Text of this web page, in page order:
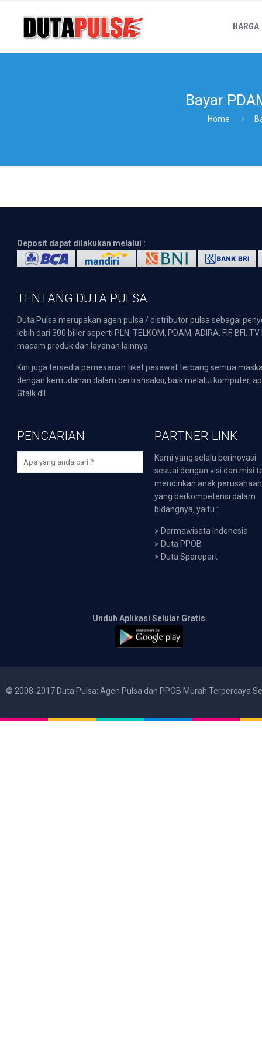
HARGA
Bayar
Home
Deposit dapat dilakukan melalui :
TENTANG DUTA PULSA
Duta Pulsa merupakan agen pulsa / distributor pulsa sebagai
lebih dari 300 biller seperti PLN, TELKOM, PDAM, ADIRA, FIF,
macam produk dan layanan lainnya.
Kini juga tersedia pemesanan tiket pesawat terbang semua
dengan kemudahan dalam bertransaksi, baik melalui komputer,
Gtalk dll.
PENCARIAN PARTNER LINK
Kami yang selalu berinovasi
sesuai dengan visi dan misi
mendirikan anak perusahaan
yang berkompetensi dalam
bidangnya, yaitu :
> Darmawisata Indonesia
> Duta PPOB
> Duta Sparepart
Unduh Aplikasi Selular Gratis
© 2008-2017 Duta Pulsa: Agen Pulsa dan PPOB Murah Terpercaya